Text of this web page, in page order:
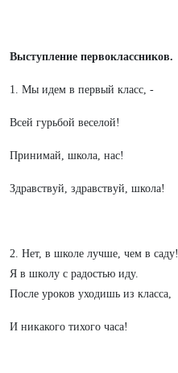
Выступление первоклассников.
1. Мы идем в первый класс, -
Всей гурьбой веселой!
Принимай, школа, нас!
Здравствуй, здравствуй, школа!
2. Нет, в школе лучше, чем в саду!
Я в школу с радостью иду.
После уроков уходишь из класса,
И никакого тихого часа!